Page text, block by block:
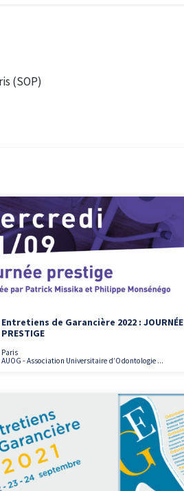
(SOP)
Entretiens de Garancière 2022 : JOURNÉE
PRESTIGE
Paris
AUOG - Association Universitaire d’Odontologie ...